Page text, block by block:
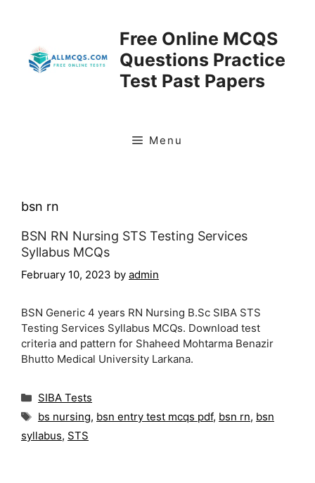
Free Online MCQS
Questions Practice
Test Past Papers
Menu
bsn rn
BSN RN Nursing STS Testing Services
Syllabus MCQs
February 10, 2023 by admin
BSN Generic 4 years RN Nursing B.Sc SIBA STS
Testing Services Syllabus MCQs. Download test
criteria and pattern for Shaheed Mohtarma Benazir
Bhutto Medical University Larkana.
Categories
SIBA Tests
Tags
bs nursing, bsn entry test mcqs pdf, bsn rn, bsn
syllabus, STS